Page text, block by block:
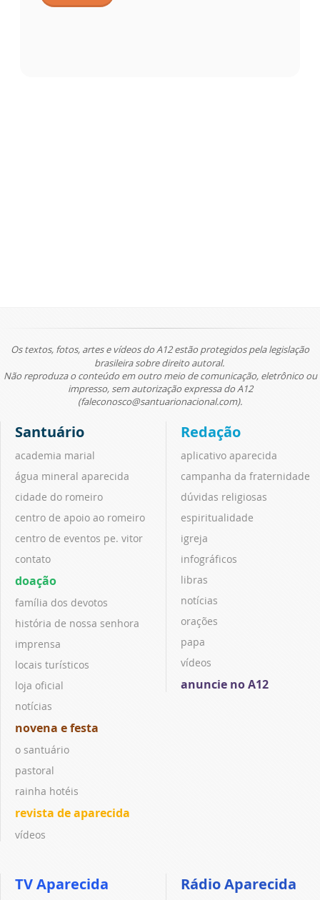
Os textos, fotos, artes e vídeos do A12 estão protegidos pela legislação
brasileira sobre direito autoral.
Não reproduza o conteúdo em outro meio de comunicação, eletrônico ou
impresso, sem autorização expressa do A12
(faleconosco@santuarionacional.com).
Santuário
academia marial
água mineral aparecida
cidade do romeiro
centro de apoio ao romeiro
centro de eventos pe. vitor
contato
doação
família dos devotos
história de nossa senhora
imprensa
locais turísticos
loja oficial
notícias
novena e festa
o santuário
pastoral
rainha hotéis
revista de aparecida
vídeos
Redação
aplicativo aparecida
campanha da fraternidade
dúvidas religiosas
espiritualidade
igreja
infográficos
libras
notícias
orações
papa
vídeos
anuncie no A12
TV Aparecida Rádio Aparecida